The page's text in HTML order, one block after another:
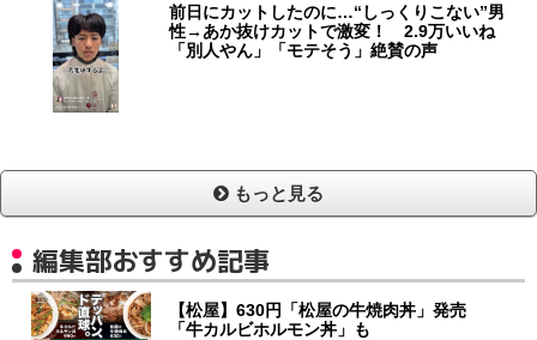
前日にカットしたのに…“しっくりこない”男
性→あか抜けカットで激変！ 2.9万いいね
「別人やん」「モテそう」絶賛の声
もっと見る
編集部おすすめ記事
【松屋】630円「松屋の牛焼肉丼」発売
「牛カルビホルモン丼」も